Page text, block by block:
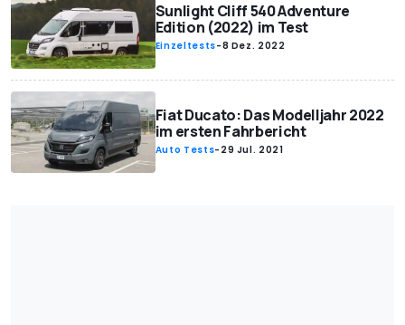
Sunlight Cliff 540 Adventure
Edition (2022) im Test
Einzeltests-8 Dez. 2022
Fiat Ducato: Das Modelljahr 2022
im ersten Fahrbericht
Auto Tests- 29 Jul. 2021